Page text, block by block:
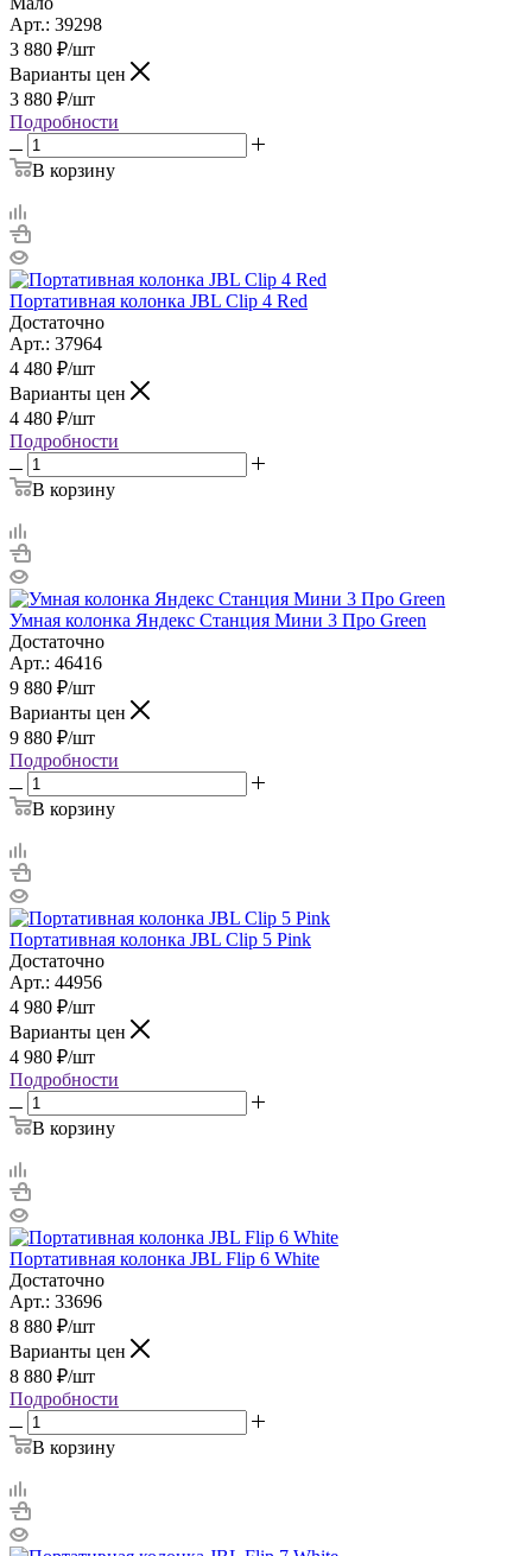
Арт.: 39298
3 880 ₽/шт
Варианты цен
3 880 ₽/шт
Подробности
В корзину
Портативная колонка JBL Clip 4 Red
Достаточно
Арт.: 37964
4 480 ₽/шт
Варианты цен
4 480 ₽/шт
Подробности
В корзину
Умная колонка Яндекс Станция Мини 3 Про Green
Достаточно
Арт.: 46416
9 880 ₽/шт
Варианты цен
9 880 ₽/шт
Подробности
В корзину
Портативная колонка JBL Clip 5 Pink
Достаточно
Арт.: 44956
4 980 ₽/шт
Варианты цен
4 980 ₽/шт
Подробности
В корзину
Портативная колонка JBL Flip 6 White
Достаточно
Арт.: 33696
8 880 ₽/шт
Варианты цен
8 880 ₽/шт
Подробности
В корзину